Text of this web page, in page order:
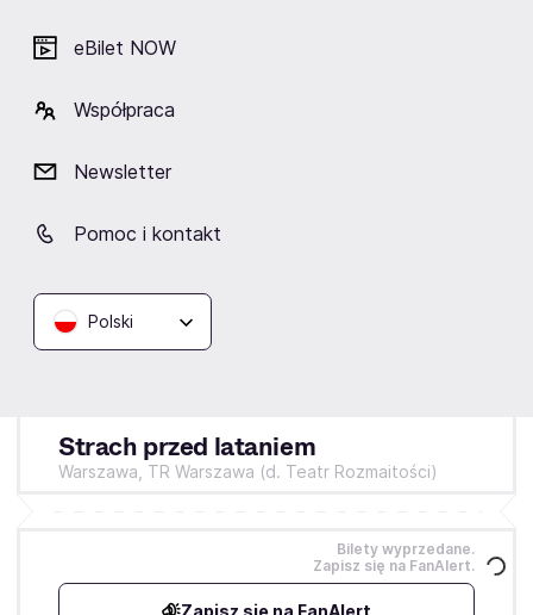
eBilet NOW
Współpraca
Newsletter
Pomoc i kontakt
Polski
Strach przed lataniem
Warszawa, TR Warszawa (d. Teatr Rozmaitości)
Bilety wyprzedane.
Zapisz się na FanAlert.